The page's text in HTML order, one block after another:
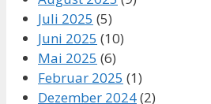
Juli 2025 (5)
Juni 2025 (10)
Mai 2025 (6)
Februar 2025 (1)
Dezember 2024(2)